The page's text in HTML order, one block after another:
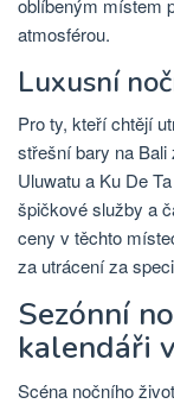
oblíbeným místem
atmosférou.
Luxusní
Pro ty, kteří chtějí
střešní bary na
Uluwatu a Ku De
špičkové služby a
ceny v těchto
za utrácení za
Sezónní
kalendáři
Scéna nočního